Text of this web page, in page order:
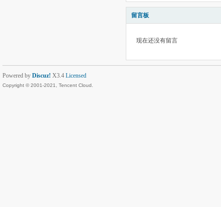
留言板
现在还没有留言
Powered by Discuz! X3.4 Licensed
Copyright © 2001-2021, Tencent Cloud.